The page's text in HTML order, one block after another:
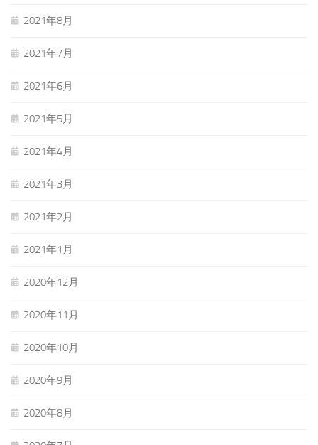
2021年8月
2021年7月
2021年6月
2021年5月
2021年4月
2021年3月
2021年2月
2021年1月
2020年12月
2020年11月
2020年10月
2020年9月
2020年8月